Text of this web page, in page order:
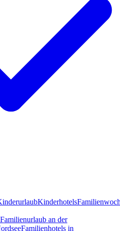
Kinderhotels
Familienurlaub an der
Familienhotels in